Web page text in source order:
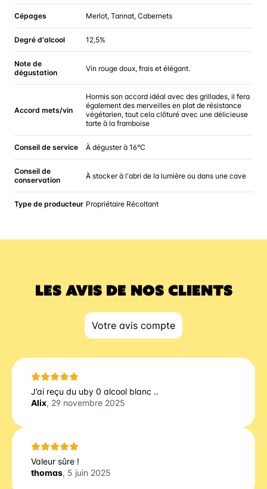
Cépages Merlot, Tannat, Cabernets
Degré d'alcool 12,5%
Note de
dégustation
Vin rouge doux, frais et élégant.
Accord mets/vin
Hormis son accord idéal avec des grillades, il fera
également des merveilles en plat de résistance
végétarien, tout cela clôturé avec une délicieuse
tarte à la framboise
Conseil de service À déguster à 16°C
Conseil de
conservation
À stocker à l'abri de la lumière ou dans une cave
Type de producteur Propriétaire Récoltant
LES AVIS DE NOS CLIENTS
Votre avis compte
J’ai reçu du uby 0 alcool blanc ..
Alix, 29 novembre 2025
Valeur sûre !
thomas, 5 juin 2025